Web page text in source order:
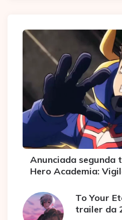
Anunciada segunda
Hero Academia:
To Your
trailer da